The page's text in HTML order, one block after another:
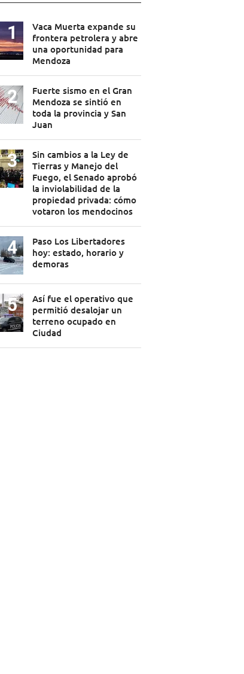
Vaca Muerta expande su
frontera petrolera y abre
una oportunidad para
Mendoza
Fuerte sismo en el Gran
Mendoza se sintió en
toda la provincia y San
Juan
Sin cambios a la Ley de
Tierras y Manejo del
Fuego, el Senado aprobó
la inviolabilidad de la
propiedad privada: cómo
votaron los mendocinos
Paso Los Libertadores
hoy: estado, horario y
demoras
Así fue el operativo que
permitió desalojar un
terreno ocupado en
Ciudad